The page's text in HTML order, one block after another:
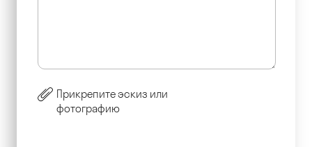
Прикрепите эскиз или
фотографию